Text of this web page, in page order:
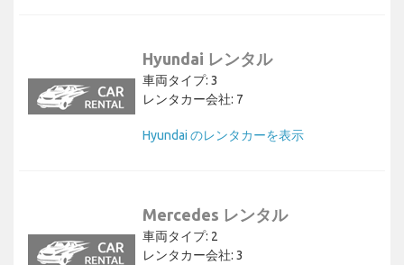
Hyundai レンタル
車両タイプ: 3
レンタカー会社: 7
Hyundai のレンタカーを表示
Mercedes レンタル
車両タイプ: 2
レンタカー会社: 3